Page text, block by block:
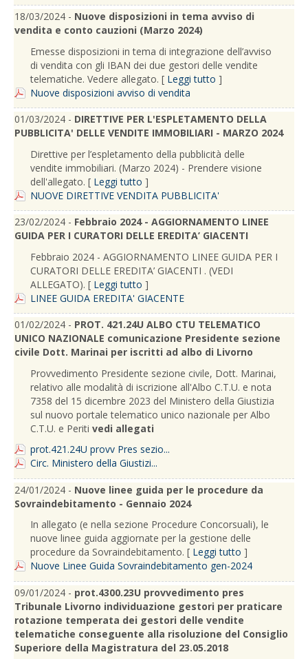
18/03/2024 - Nuove disposizioni in tema avviso di
vendita e conto cauzioni (Marzo 2024)
Emesse disposizioni in tema di integrazione dell’avviso
di vendita con gli IBAN dei due gestori delle vendite
telematiche. Vedere allegato. [ Leggi tutto ]
Nuove disposizioni avviso di vendita
01/03/2024 - DIRETTIVE PER L'ESPLETAMENTO DELLA
PUBBLICITA' DELLE VENDITE IMMOBILIARI - MARZO 2024
Direttive per l’espletamento della pubblicità delle
vendite immobiliari. (Marzo 2024) - Prendere visione
dell'allegato. [ Leggi tutto ]
NUOVE DIRETTIVE VENDITA PUBBLICITA'
23/02/2024 - Febbraio 2024 - AGGIORNAMENTO LINEE
GUIDA PER I CURATORI DELLE EREDITA’ GIACENTI
Febbraio 2024 - AGGIORNAMENTO LINEE GUIDA PER I
CURATORI DELLE EREDITA’ GIACENTI . (VEDI
ALLEGATO). [ Leggi tutto ]
LINEE GUIDA EREDITA' GIACENTE
01/02/2024 - PROT. 421.24U ALBO CTU TELEMATICO
UNICO NAZIONALE comunicazione Presidente sezione
civile Dott. Marinai per iscritti ad albo di Livorno
Provvedimento Presidente sezione civile, Dott. Marinai,
relativo alle modalità di iscrizione all'Albo C.T.U. e nota
7358 del 15 dicembre 2023 del Ministero della Giustizia
sul nuovo portale telematico unico nazionale per Albo
C.T.U. e Periti vedi allegati
prot.421.24U provv Pres sezio...
Circ. Ministero della Giustizi...
24/01/2024 - Nuove linee guida per le procedure da
Sovraindebitamento - Gennaio 2024
In allegato (e nella sezione Procedure Concorsuali), le
nuove linee guida aggiornate per la gestione delle
procedure da Sovraindebitamento. [ Leggi tutto ]
Nuove Linee Guida Sovraindebitamento gen-2024
09/01/2024 - prot.4300.23U provvedimento pres
Tribunale Livorno individuazione gestori per praticare
rotazione temperata dei gestori delle vendite
telematiche conseguente alla risoluzione del Consiglio
Superiore della Magistratura del 23.05.2018